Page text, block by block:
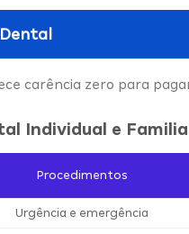
carência zero para
Individual e
Procedimentos
Urgência e emergência